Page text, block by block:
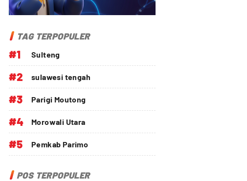
TAG TERPOPULER
#1 Sulteng
#2 sulawesi tengah
#3 Parigi Moutong
#4 Morowali Utara
#5 Pemkab Parimo
POS TERPOPULER